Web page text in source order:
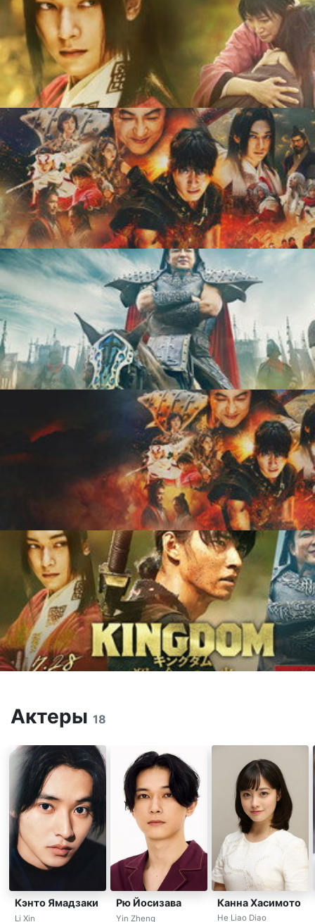
Актеры 18
Кэнто Ямадзаки
Li Xin
Рю Йосизава
Yin Zheng
Канна Хасимото
He Liao Diao